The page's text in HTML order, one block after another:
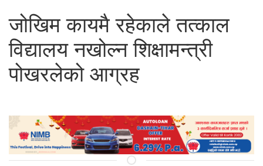
जोखिम कायमै रहेकाले तत्काल
विद्यालय नखोल्न शिक्षामन्त्री
पोखरलेको आग्रह